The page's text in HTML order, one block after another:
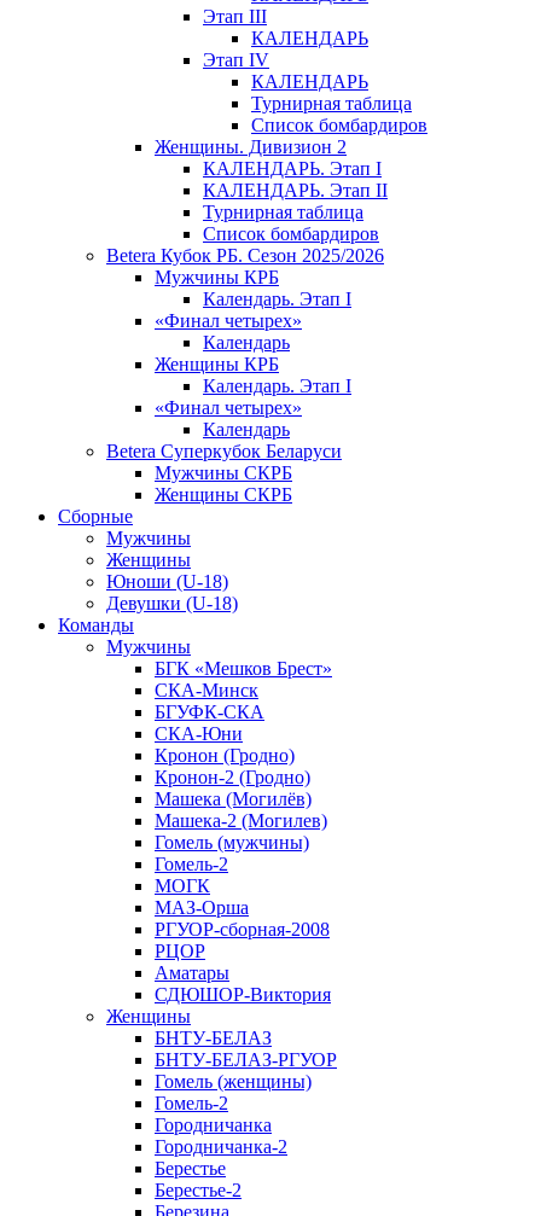
Этап III
КАЛЕНДАРЬ
Этап IV
КАЛЕНДАРЬ
Турнирная таблица
Список бомбардиров
Женщины. Дивизион 2
КАЛЕНДАРЬ. Этап I
КАЛЕНДАРЬ. Этап II
Турнирная таблица
Список бомбардиров
Betera Кубок РБ. Сезон 2025/2026
Мужчины КРБ
Календарь. Этап I
«Финал четырех»
Календарь
Женщины КРБ
Календарь. Этап I
«Финал четырех»
Календарь
Betera Суперкубок Беларуси
Мужчины СКРБ
Женщины СКРБ
Сборные
Мужчины
Женщины
Юноши (U-18)
Девушки (U-18)
Команды
Мужчины
БГК «Мешков Брест»
СКА-Минск
БГУФК-СКА
СКА-Юни
Кронон (Гродно)
Кронон-2 (Гродно)
Машека (Могилёв)
Машека-2 (Могилев)
Гомель (мужчины)
Гомель-2
МОГК
МАЗ-Орша
РГУОР-сборная-2008
РЦОР
Аматары
СДЮШОР-Виктория
Женщины
БНТУ-БЕЛАЗ
БНТУ-БЕЛАЗ-РГУОР
Гомель (женщины)
Гомель-2
Городничанка
Городничанка-2
Берестье
Берестье-2
Березина